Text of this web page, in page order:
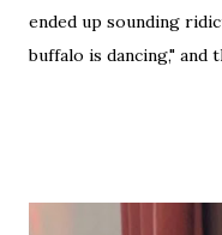
ended up sounding
buffalo is dancing," and
Stop Saying "My